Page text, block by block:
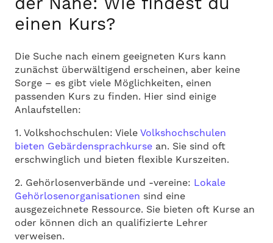
einen Kurs?
Die Suche nach einem geeigneten Kurs kann
zunächst überwältigend erscheinen, aber keine
Sorge – es gibt viele Möglichkeiten, einen
passenden Kurs zu finden. Hier sind einige
Anlaufstellen:
1. Volkshochschulen: Viele Volkshochschulen
bieten Gebärdensprachkurse an. Sie sind oft
erschwinglich und bieten flexible Kurszeiten.
2. Gehörlosenverbände und -vereine: Lokale
Gehörlosenorganisationen sind eine
ausgezeichnete Ressource. Sie bieten oft Kurse an
oder können dich an qualifizierte Lehrer
verweisen.